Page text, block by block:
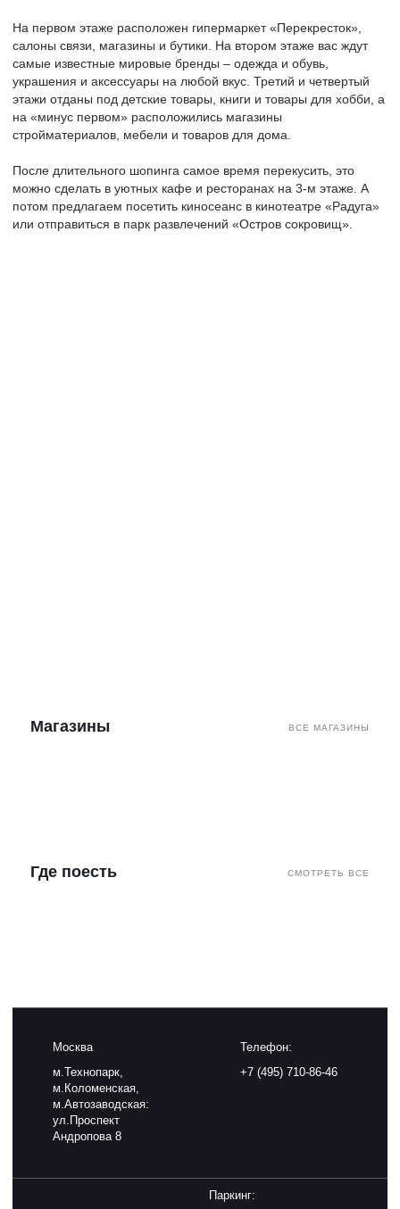
На первом этаже расположен гипермаркет «Перекресток»,
салоны связи, магазины и бутики. На втором этаже вас ждут
самые известные мировые бренды – одежда и обувь,
украшения и аксессуары на любой вкус. Третий и четвертый
этажи отданы под детские товары, книги и товары для хобби, а
на «минус первом» расположились магазины
стройматериалов, мебели и товаров для дома.
После длительного шопинга самое время перекусить, это
можно сделать в уютных кафе и ресторанах на 3-м этаже. А
потом предлагаем посетить киносеанс в кинотеатре «Радуга»
или отправиться в парк развлечений «Остров сокровищ».
Магазины ВСЕ МАГАЗИНЫ
Где поесть СМОТРЕТЬ ВСЕ
Москва
м.Технопарк,
м.Коломенская,
м.Автозаводская:
ул.Проспект
Андропова 8
Телефон:
+7 (495) 710-86-46
Паркинг: